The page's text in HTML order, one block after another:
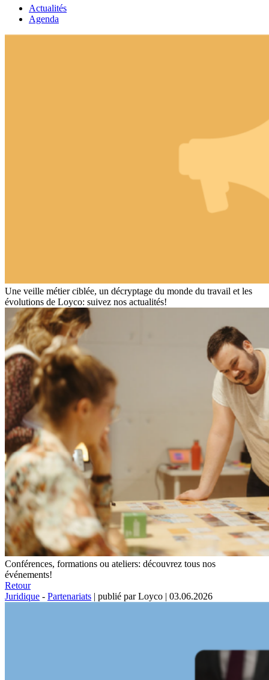
Actualités
Agenda
Une veille métier ciblée, un décryptage du monde du travail et les
évolutions de Loyco: suivez nos actualités!
Conférences, formations ou ateliers: découvrez tous nos
événements!
Retour
Juridique - Partenariats | publié par Loyco | 03.06.2026